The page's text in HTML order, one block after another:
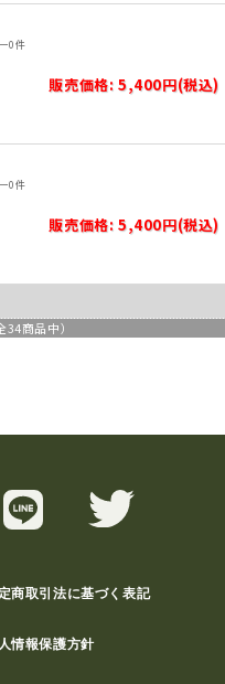
0件
販売価格: 5,400円(税込)
0件
販売価格: 5,400円(税込)
34商品中）
商取引法に基づく表記
情報保護方針